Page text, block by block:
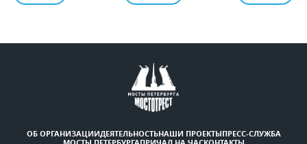
ОБ ОРГАНИЗАЦИИДЕЯТЕЛЬНОСТЬНАШИ ПРОЕКТЫПРЕСС-СЛУЖБА